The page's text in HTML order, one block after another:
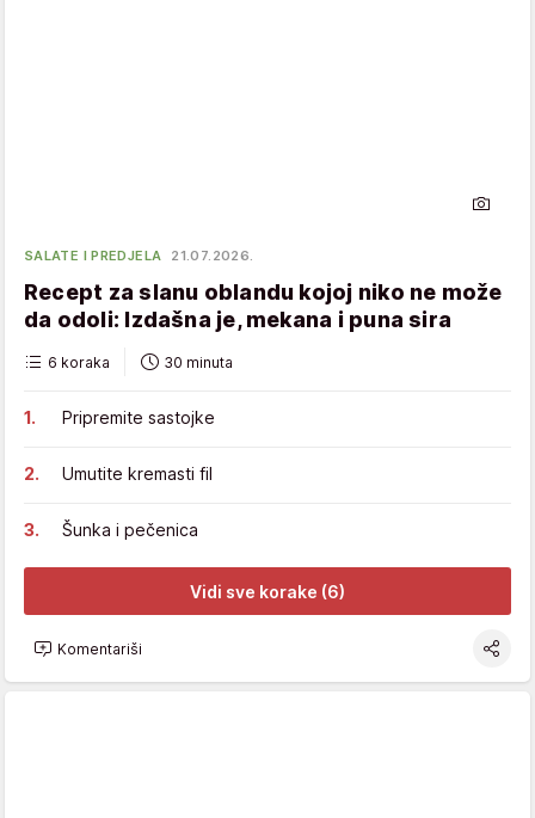
SALATE I PREDJELA 21.07.2026.
Recept za slanu oblandu kojoj niko ne može
da odoli: Izdašna je, mekana i puna sira
6 koraka 30 minuta
Pripremite sastojke
Umutite kremasti fil
Šunka i pečenica
Vidi sve korake (6)
Komentariši